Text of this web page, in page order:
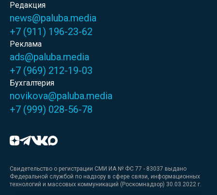
Редакция
news@paluba.media
+7 (911) 196-23-62
Реклама
ads@paluba.media
+7 (969) 212-19-03
Бухгалтерия
novikova@paluba.media
+7 (999) 028-56-78
Свидетельство о регистрации СМИ ИА № ФС 77 - 83037 выдано
Федеральной службой по надзору в сфере связи, информационных
технологий и массовых коммуникаций (Роскомнадзор) 30.03.2022 г.